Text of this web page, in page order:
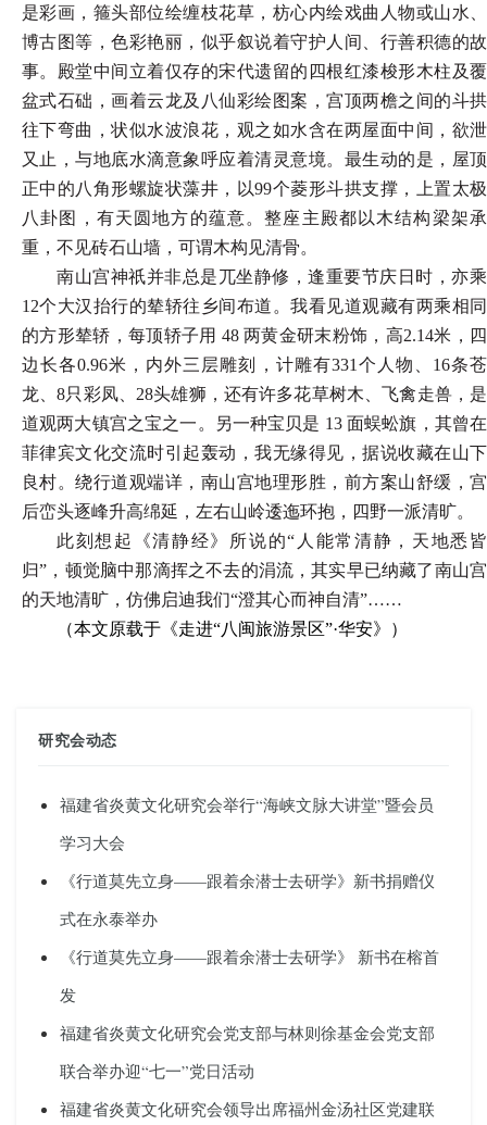
是彩画，箍头部位绘缠枝花草，枋心内绘戏曲人物或山水、
博古图等，色彩艳丽，似乎叙说着守护人间、行善积德的故
事。殿堂中间立着仅存的宋代遗留的四根红漆梭形木柱及覆
盆式石础，画着云龙及八仙彩绘图案，宫顶两檐之间的斗拱
往下弯曲，状似水波浪花，观之如水含在两屋面中间，欲泄
又止，与地底水滴意象呼应着清灵意境。最生动的是，屋顶
正中的八角形螺旋状藻井，以99个菱形斗拱支撑，上置太极
八卦图，有天圆地方的蕴意。整座主殿都以木结构梁架承
重，不见砖石山墙，可谓木构见清骨。
南山宫神祇并非总是兀坐静修，逢重要节庆日时，亦乘
12个大汉抬行的辇轿往乡间布道。我看见道观藏有两乘相同
的方形辇轿，每顶轿子用 48 两黄金研末粉饰，高2.14米，四
边长各0.96米，内外三层雕刻，计雕有331个人物、16条苍
龙、8只彩凤、28头雄狮，还有许多花草树木、飞禽走兽，是
道观两大镇宫之宝之一。另一种宝贝是 13 面蜈蚣旗，其曾在
菲律宾文化交流时引起轰动，我无缘得见，据说收藏在山下
良村。绕行道观端详，南山宫地理形胜，前方案山舒缓，宫
后峦头逐峰升高绵延，左右山岭逶迤环抱，四野一派清旷。
此刻想起《清静经》所说的“人能常清静，天地悉皆
归”，顿觉脑中那滴挥之不去的涓流，其实早已纳藏了南山宫
的天地清旷，仿佛启迪我们“澄其心而神自清”……
（本文原载于《走进“八闽旅游景区”·华安》）
研究会动态
福建省炎黄文化研究会举行“海峡文脉大讲堂”暨会员
学习大会
《行道莫先立身——跟着余潜士去研学》新书捐赠仪
式在永泰举办
《行道莫先立身——跟着余潜士去研学》 新书在榕首
发
福建省炎黄文化研究会党支部与林则徐基金会党支部
联合举办迎“七一”党日活动
福建省炎黄文化研究会领导出席福州金汤社区党建联